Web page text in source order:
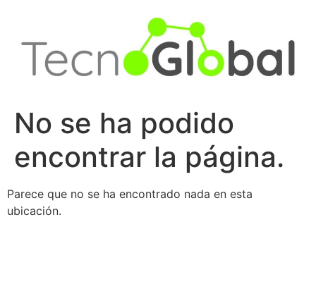
contenido
No se ha podido
encontrar la página.
Parece que no se ha encontrado nada en esta
ubicación.